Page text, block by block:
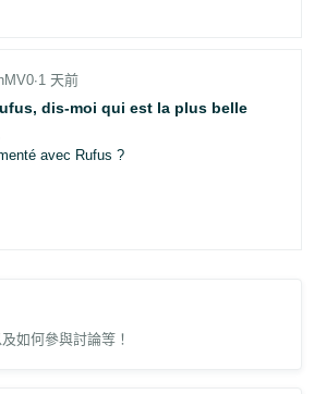
peuvent être réparties entre les
ses caractéristiques ?
d'inclure les attributs de variation
dans lenom de l'article. Si la limite de
vous permet pas d'inclure tous les attributs
vous pouvez y maintenir les attributs
et placer les autres dans les
de l'article
votre partenariat et de contribuer à fournir
:
obtenir un rôle de vente, afin d'accéder
Registre des marques utiliseront l'ID de
ou modifier les rôles de vente.
fournissent un identifiant unique à l'échelle
évite aux administrateurs de marque d'avoir
vendeur.
: Pour trouver votre ID de compte :
de compte :
∙1 天前
dis-moi qui est la plus belle
avec Rufus ?
fonction pour les clients "Prix
de suite : Trouvez des alternative plus
le prix avec des explications de la part
un agent AI donne beaucoup plus de
如何參與討論等！